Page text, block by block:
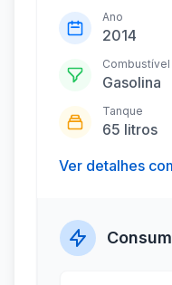
Ano
2014
Combustível
Gasolina
Tanque
65 litros
Ver detalhes